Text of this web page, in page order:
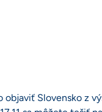
Slovensko z